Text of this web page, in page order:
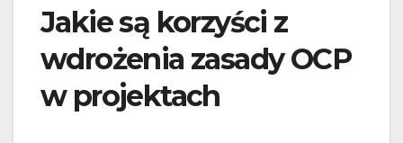
Jakie są korzyści z
wdrożenia zasady OCP
w projektach